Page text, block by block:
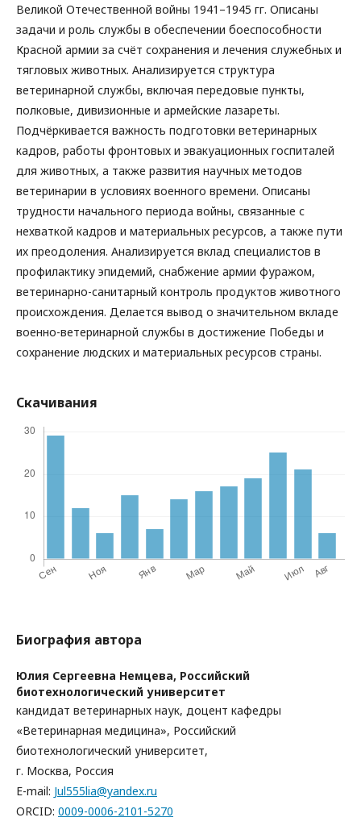
Великой Отечественной войны 1941–1945 гг. Описаны
задачи и роль службы в обеспечении боеспособности
Красной армии за счёт сохранения и лечения служебных и
тягловых животных. Анализируется структура
ветеринарной службы, включая передовые пункты,
полковые, дивизионные и армейские лазареты.
Подчёркивается важность подготовки ветеринарных
кадров, работы фронтовых и эвакуационных госпиталей
для животных, а также развития научных методов
ветеринарии в условиях военного времени. Описаны
трудности начального периода войны, связанные с
нехваткой кадров и материальных ресурсов, а также пути
их преодоления. Анализируется вклад специалистов в
профилактику эпидемий, снабжение армии фуражом,
ветеринарно-санитарный контроль продуктов животного
происхождения. Делается вывод о значительном вкладе
военно-ветеринарной службы в достижение Победы и
сохранение людских и материальных ресурсов страны.
Скачивания
Биография автора
Юлия Сергеевна Немцева, Российский
биотехнологический университет
кандидат ветеринарных наук, доцент кафедры
«Ветеринарная медицина», Российский
биотехнологический университет,
г. Москва, Россия
E-mail: Jul555lia@yandex.ru
ORCID: 0009-0006-2101-5270